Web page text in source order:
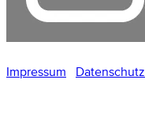
Impressum Datenschutz